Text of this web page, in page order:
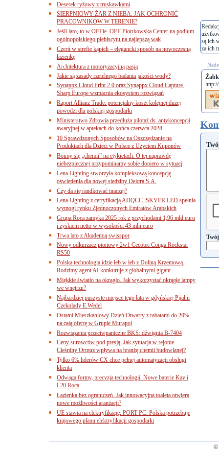
są ich
za ich
Deserek ryżowy z truskawkami
SIERPNIOWY ŻAR Z NIEBA. JAK OCHRONIĆ
PRACOWNIKÓW W TERENIE?
Jeśli lato, to w OFFie. OFF Piotrkowska Center na podium
ogólnopolskiego plebiscytu na najlepszą wak
Czerń w strefie kąpieli – elegancki sposób na nowoczesną
łazienkę
Architektura z motoryzacyjną pasją
Jakie są zasady rzetelnego badania jakości wody?
Synappx Cloud Print 2.0 oraz Synappx Cloud Capture.
Sharp Europe wzmacnia ekosystem rozwiązań
Raport Allianz Trade: potencjalny koszt kolejnej dużej
powodzi dla polskiej gospodarki
Ministerstwo Zdrowia przedłuża pilotaż ds. antykoncepcji
awaryjnej w aptekach do końca czerwca 2028
10 Sprawdzonych Sposobów na Oszczędzanie na
Produktach dla Dzieci w Polsce z Użyciem Kuponów
Boimy się „chemii” na etykietach. O tej naprawdę
niebezpiecznej przypominamy sobie dopiero w sytuacj
Lena Lighting stworzyła kompleksową koncepcję
oświetlenia dla nowej siedziby Dektra S.A.
Czy da się randkować inaczej?
Lena Lighting z certyfikacją ADQCC. SKVER LED spełnia
wymogi rynku Zjednoczonych Emiratów Arabskich
Grupa Roca zamyka 2025 rok z przychodami 1,96 mld euro
i zyskiem netto w wysokości 43 mln euro
Trwa lato z Akademią swisspor
Nowy odkurzacz pionowy 2w1 Cecotec Conga Rockstar
RS50
Polska technologia idzie łeb w łeb z Doliną Krzemową.
Rodzimy agent AI konkuruje z globalnymi gigant
Miękkie światło na okrągło. Jak wykorzystać okrągłe lampy
we wnętrzu?
Najbardziej puszyste miejsce tego lata w gdyńskiej Pijalni
Czekolady E.Wedel
Ostatni Mieszkaniowy Dzień Otwarty z rabatami do 20%
na całą ofertę w Grupie Murapol
Rozwiązania przeciwpaniczne BKS: dźwignia B-7404
Ceny surowców pod presją. Jak sytuacja w rejonie
Cieśniny Ormuz wpływa na branżę chemii budowlanej?
Tylko 6% liderów CX chce pełnej automatyzacji obsługi
klienta
Odwaga formy, precyzja technologii. Nowe baterie Kay i
L20 Roca
Łazienka bez ograniczeń. Jak innowacyjna toaleta otwiera
nowe możliwości aranżacji?
UE stawia na elektryfikację. PORT PC: Polska potrzebuje
krajowego planu elektryfikacji gospodarki
©